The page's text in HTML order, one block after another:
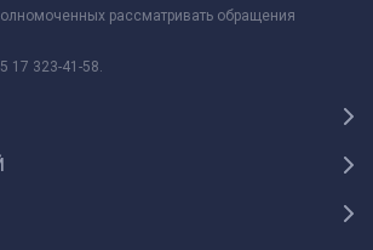
рассматривать обращения
17 323-41-58.